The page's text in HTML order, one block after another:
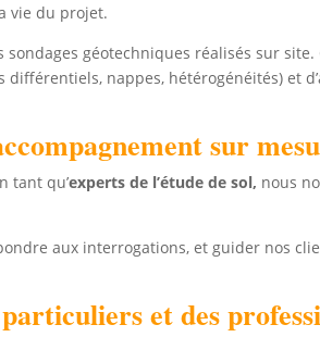
vie du projet.
géotechniques réalisés sur
nappes, hétérogénéités) et
sur
tant qu’experts de l’étude de sol, nous
aux interrogations, et guider nos
et des